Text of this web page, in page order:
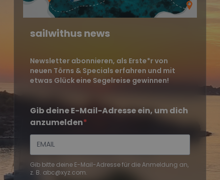
sailwithus news
Newsletter abonnieren, als Erste*r von
neuen Törns & Specials erfahren und mit
etwas Glück eine Segelreise gewinnen!
Gib deine E-Mail-Adresse ein, um dich
anzumelden
Gib bitte deine E-Mail-Adresse für die Anmeldung an,
z. B. abc@xyz.com.